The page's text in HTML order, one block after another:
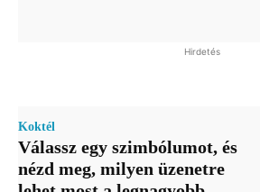
Hirdetés
Koktél
Válassz egy szimbólumot, és
nézd meg, milyen üzenetre